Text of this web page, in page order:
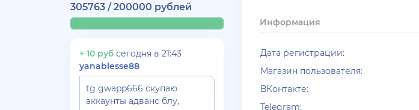
305763 / 200000 рублей
+ 10 руб сегодня в 21:43
yanablesse88
tg gwapp666 скупаю
аккаунты адванс блу,
Информация
Дата регистрации:
Магазин пользователя:
ВКонтакте:
Telegram: